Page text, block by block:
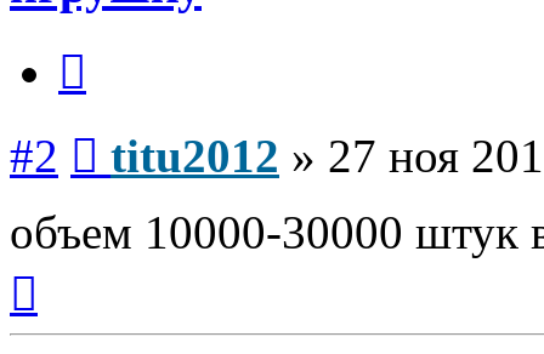
#2 titu2012 » 27 ноя
объем 10000-30000 штук
началу